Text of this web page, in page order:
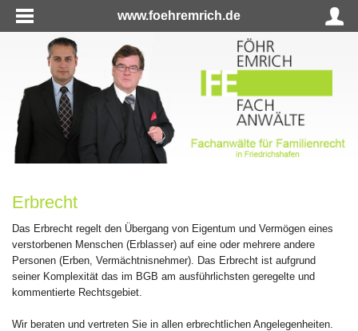
www.foehremrich.de
Erbrecht
Das Erbrecht regelt den Übergang von Eigentum und Vermögen eines
verstorbenen Menschen (Erblasser) auf eine oder mehrere andere
Personen (Erben, Vermächtnisnehmer). Das Erbrecht ist aufgrund
seiner Komplexität das im BGB am ausführlichsten geregelte und
kommentierte Rechtsgebiet.
Wir beraten und vertreten Sie in allen erbrechtlichen Angelegenheiten.